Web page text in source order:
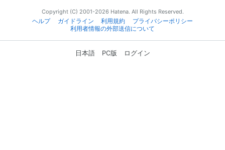
Copyright (C) 2001-2026 Hatena. All Rights Reserved.
ヘルプ
ガイドライン 利用規約
プライバシーポリシー
利用者情報の外部送信について
日本語 PC版 ログイン